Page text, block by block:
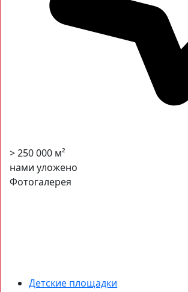
> 250 000 м²
нами уложено
Фотогалерея
Детские площадки